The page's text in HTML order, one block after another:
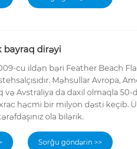
bayraq dirəyi
cu ildən bəri Feather Beach
Məhsullar Avropa,
və Avstraliya da daxil olmaqla
həcmi bir milyon dəsti keçib.
ola bilərik.
Sorğu göndərin >>